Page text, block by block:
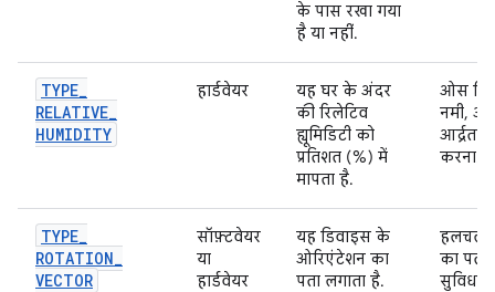
के पास रखा गया
है या नहीं.
TYPE_
RELATIVE_
HUMIDITY
हार्डवेयर
यह घर के अंदर
की रिलेटिव
ह्यूमिडिटी को
प्रतिशत (%) में
मापता है.
ओस
नमी,
आर्द्रता
करना.
TYPE_
ROTATION_
VECTOR
सॉफ़्टवेयर
या
हार्डवेयर
यह डिवाइस के
ओरिएंटेशन का
पता लगाता है.
हलचल
का पता
सुविधा.